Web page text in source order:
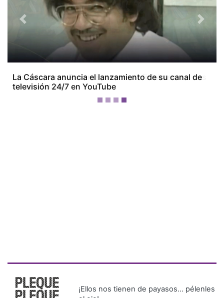
Miss Universe Panamá presenta oficialmente a sus
28 candidatas
Previous Next
¡Ellos nos tienen de payasos… pélenles